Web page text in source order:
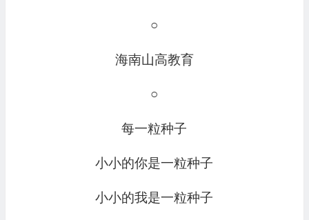
○
海南山高教育
○
每一粒种子
小小的你是一粒种子
小小的我是一粒种子